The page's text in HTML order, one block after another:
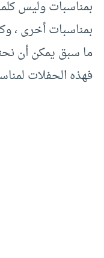
بمناسبات وليس
بمناسبات أخرى ،
ما سبق يمكن أن
فهذه الحفلات